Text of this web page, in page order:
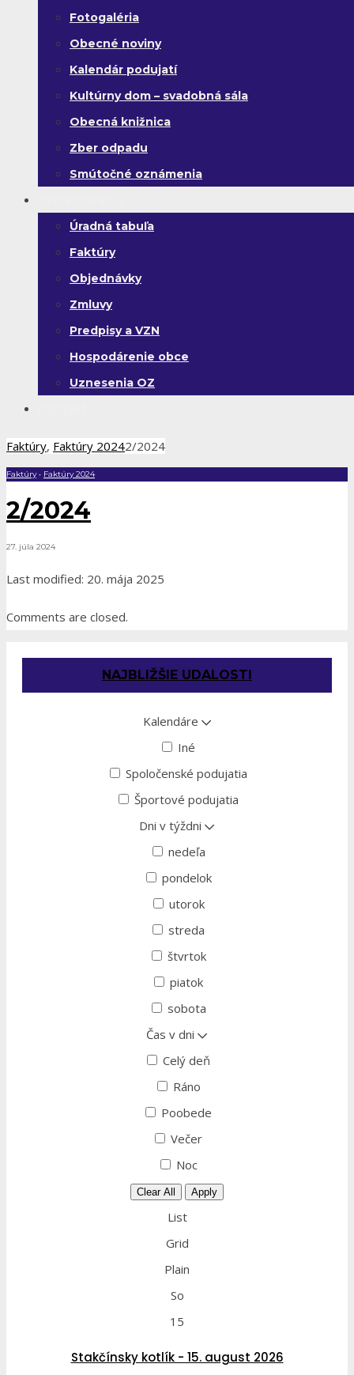
Fotogaléria
Obecné noviny
Kalendár podujatí
Kultúrny dom – svadobná sála
Obecná knižnica
Zber odpadu
Smútočné oznámenia
Úradná tabuľa
Faktúry
Objednávky
Zmluvy
Predpisy a VZN
Hospodárenie obce
Uznesenia OZ
Faktúry, Faktúry 20242/2024
Faktúry• Faktúry 2024
2/2024
27. júla 2024
Last modified: 20. mája 2025
Comments are closed.
NAJBLIŽŠIE UDALOSTI
Kalendáre
Iné
Spoločenské podujatia
Športové podujatia
Dni v týždni
nedeľa
pondelok
utorok
streda
štvrtok
piatok
sobota
Čas v dni
Celý deň
Ráno
Poobede
Večer
Noc
Clear All Apply
List
Grid
Plain
So
15
Stakčínsky kotlík - 15. august 2026